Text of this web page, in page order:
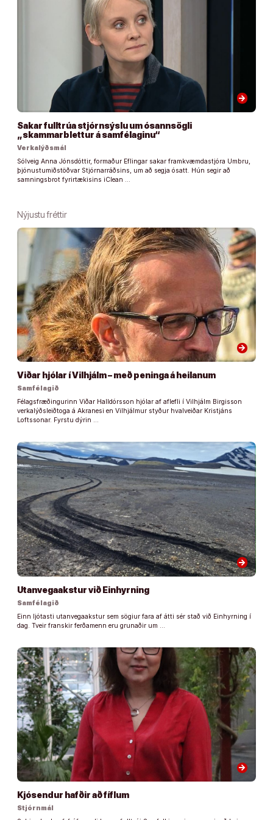
arrow_forward
Sakar fulltrúa stjórnsýslu um ósannsögli
„skammarblettur á samfélaginu“
Verkalýðsmál
Sólveig Anna Jónsdóttir, formaður Eflingar sakar framkvæmdastjóra Umbru,
þjónustumiðstöðvar Stjórnarráðsins, um að segja ósatt. Hún segir að
samningsbrot fyrirtækisins iClean …
Nýjustu fréttir
arrow_forward
Viðar hjólar í Vilhjálm – með peninga á heilanum
Samfélagið
Félagsfræðingurinn Viðar Halldórsson hjólar af aflefli í Vilhjálm Birgisson
verkalýðsleiðtoga á Akranesi en Vilhjálmur styður hvalveiðar Kristjáns
Loftssonar. Fyrstu dýrin …
arrow_forward
Utanvegaakstur við Einhyrning
Samfélagið
Einn ljótasti utanvegaakstur sem sögiur fara af átti sér stað við Einhyrning í
dag. Tveir franskir ferðamenn eru grunaðir um …
arrow_forward
Kjósendur hafðir að fíflum
Stjórnmál